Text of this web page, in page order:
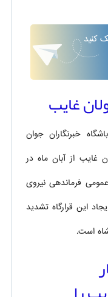
کنید
غایب
خبرنگاران جوان
غایب از آبان ماه در
فرماندهی نیروی
این قرارگاه تشدید
است.